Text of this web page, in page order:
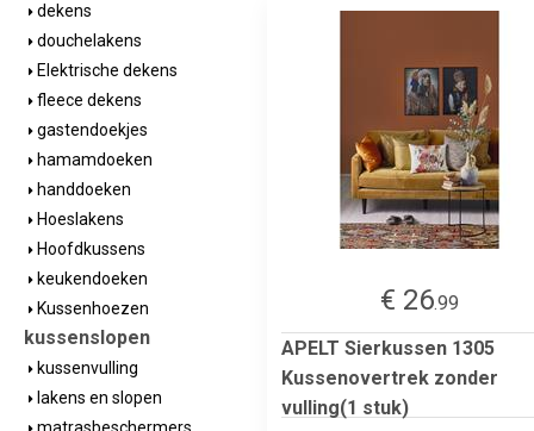
dekens
douchelakens
Elektrische dekens
fleece dekens
gastendoekjes
hamamdoeken
handdoeken
Hoeslakens
Hoofdkussens
keukendoeken
Kussenhoezen
kussenslopen
kussenvulling
lakens en slopen
€ 26.99
APELT Sierkussen 1305
Kussenovertrek zonder
vulling(1 stuk)